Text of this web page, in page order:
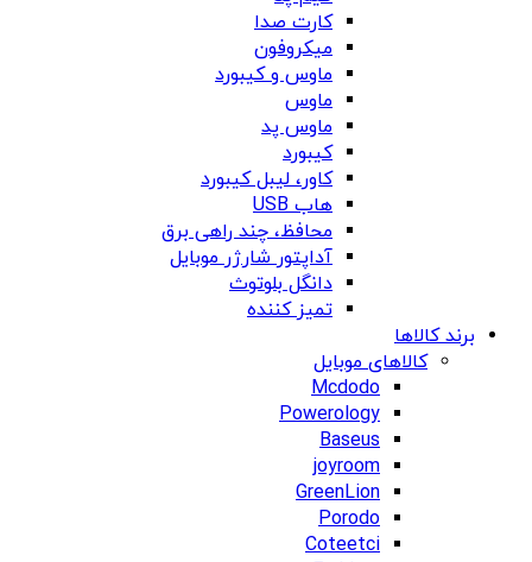
کارت صدا
میکروفون
ماوس و کیبورد
ماوس
ماوس پد
کیبورد
کاور، لیبل کیبورد
هاب USB
محافظ، چند راهی برق
آداپتور شارژر موبایل
دانگل بلوتوث
تمیز کننده
برند کالاها
کالاهای موبایل
Mcdodo
Powerology
Baseus
joyroom
GreenLion
Porodo
Coteetci